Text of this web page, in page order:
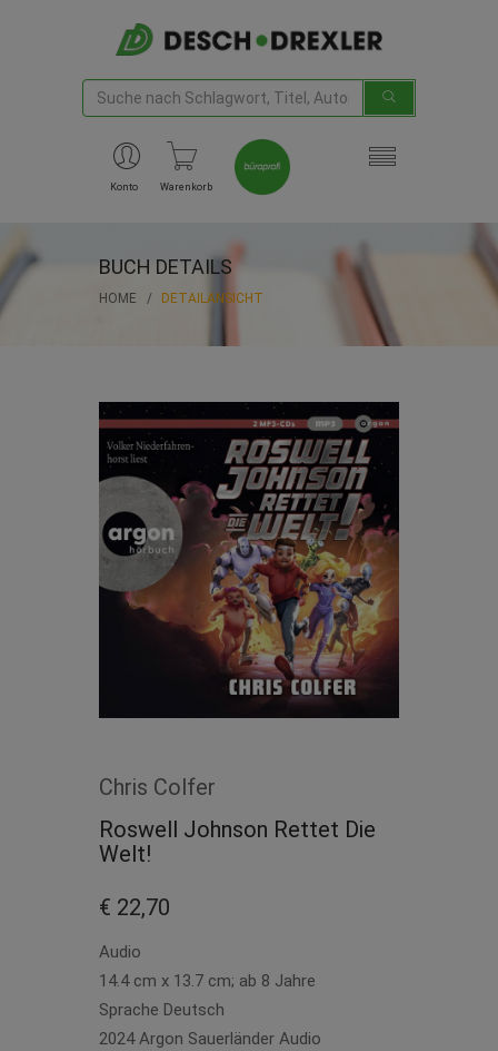
Konto Warenkorb
BUCH DETAILS
HOME DETAILANSICHT
Chris Colfer
Roswell Johnson Rettet Die
Welt!
€ 22,70
Audio
14.4 cm x 13.7 cm; ab 8 Jahre
Sprache Deutsch
2024 Argon Sauerländer Audio